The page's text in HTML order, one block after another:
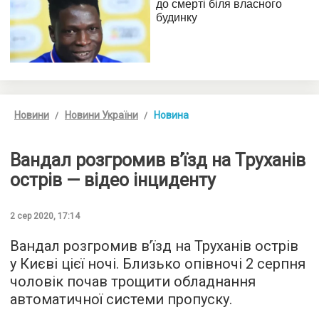
Новини Новини України Новина
Вандал розгромив в’їзд на Труханів
острів — відео інциденту
2 сер 2020, 17:14
Вандал розгромив в’їзд на Труханів острів
у Києві цієї ночі. Близько опівночі 2 серпня
чоловік почав трощити обладнання
автоматичної системи пропуску.